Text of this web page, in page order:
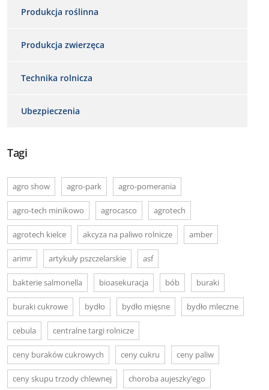
Produkcja roślinna
Produkcja zwierzęca
Technika rolnicza
Ubezpieczenia
Tagi
agro show agro-park agro-pomerania
agro-tech minikowo agrocasco agrotech
agrotech kielce akcyza na paliwo rolnicze amber
arimr artykuły pszczelarskie asf
bakterie salmonella bioasekuracja bób buraki
buraki cukrowe bydło bydło mięsne bydło mleczne
cebula centralne targi rolnicze
ceny buraków cukrowych ceny cukru ceny paliw
ceny skupu trzody chlewnej choroba aujeszky’ego